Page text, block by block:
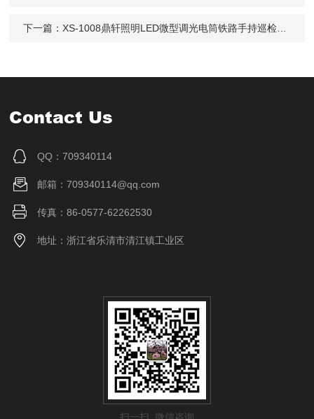
下一篇： XS-1008鼎轩照明LED微型调光电筒铁路手持巡检手电
Contact Us
QQ：709340114
邮箱：709340114@qq.com
传真：86-0577-62262530
地址：浙江省乐清市清江镇工业区